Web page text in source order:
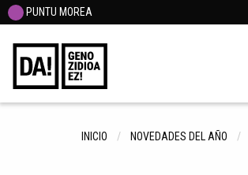
PUNTU MOREA
INICIO NOVEDADES DEL AÑO